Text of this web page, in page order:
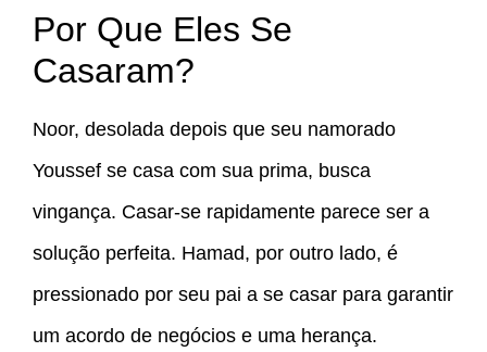
Por Que Eles Se
Casaram?
Noor, desolada depois que seu namorado
Youssef se casa com sua prima, busca
vingança. Casar-se rapidamente parece ser a
solução perfeita. Hamad, por outro lado, é
pressionado por seu pai a se casar para garantir
um acordo de negócios e uma herança.